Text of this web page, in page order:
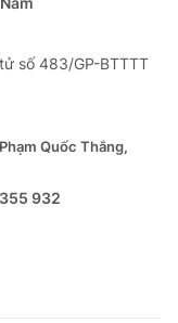
số 483/GP-BTTTT
Quốc Thắng,
932